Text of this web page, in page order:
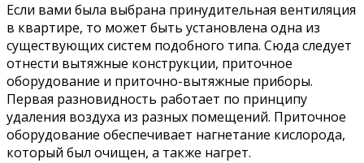
Если вами была выбрана принудительная вентиляция
в квартире, то может быть установлена одна из
существующих систем подобного типа. Сюда следует
отнести вытяжные конструкции, приточное
оборудование и приточно-вытяжные приборы.
Первая разновидность работает по принципу
удаления воздуха из разных помещений. Приточное
оборудование обеспечивает нагнетание кислорода,
который был очищен, а также нагрет.